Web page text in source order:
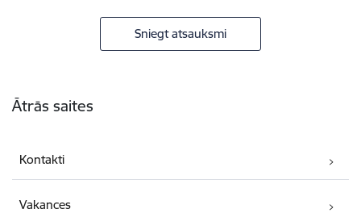
Sniegt atsauksmi
Ātrās saites
Kontakti
Vakances